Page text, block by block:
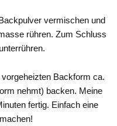
vermischen und
rühren. Zum Schluss
Backform ca.
nehmt) backen. Meine
fertig. Einfach eine